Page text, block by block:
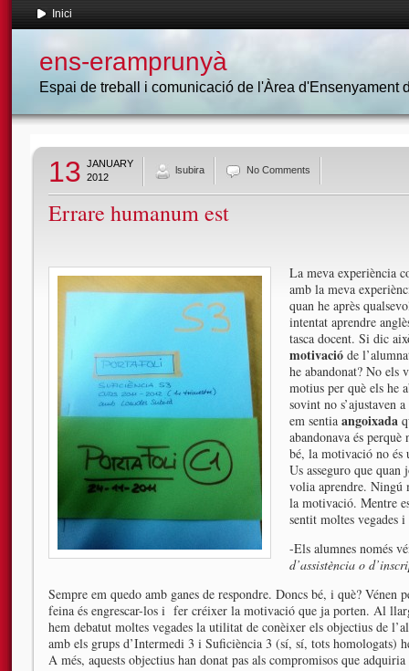
Inici
ens-eramprunyà
Espai de treball i comunicació de l'Àrea d'Ensenyament
13 JANUARY
2012
lsubira No Comments
Errare humanum est
La meva experiència
amb la meva
quan he après
intentat aprendre
tasca docent. Si dic
motivació de
he abandonat? No els
motius per què els he
sovint no s’ajustaven
em sentia angoixada
abandonava és
bé, la motivació no és
Us asseguro que quan
volia aprendre. Ningú
la motivació. Mentre
sentit moltes vegades
-Els alumnes només
d’assistència o
Sempre em quedo amb ganes de respondre. Doncs bé, i què?
feina és engrescar-los i fer créixer la motivació que ja porten. Al
hem debatut moltes vegades la utilitat de conèixer els objectius de
amb els grups d’Intermedi 3 i Suficiència 3 (sí, sí, tots homologats)
A més, aquests objectius han donat pas als compromisos que